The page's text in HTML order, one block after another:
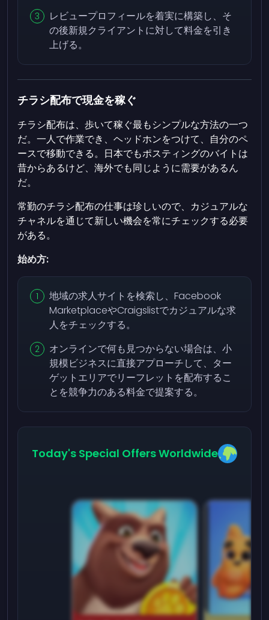
レビュープロフィールを着実に構築し、そ
の後新規クライアントに対して料金を引き
上げる。
チラシ配布で現金を稼ぐ
チラシ配布は、歩いて稼ぐ最もシンプルな方法の一つ
だ。一人で作業でき、ヘッドホンをつけて、自分のペ
ースで移動できる。日本でもポスティングのバイトは
昔からあるけど、海外でも同じように需要があるん
だ。
常勤のチラシ配布の仕事は珍しいので、カジュアルな
チャネルを通じて新しい機会を常にチェックする必要
がある。
始め方:
地域の求人サイトを検索し、Facebook
MarketplaceやCraigslistでカジュアルな求
人をチェックする。
オンラインで何も見つからない場合は、小
規模ビジネスに直接アプローチして、ター
ゲットエリアでリーフレットを配布するこ
とを競争力のある料金で提案する。
Today's Special Offers Worldwide